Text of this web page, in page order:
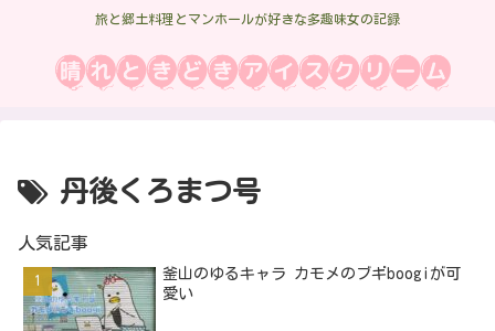
旅と郷土料理とマンホールが好きな多趣味女の記録
丹後くろまつ号
人気記事
釜山のゆるキャラ カモメのブギboogiが可
愛い